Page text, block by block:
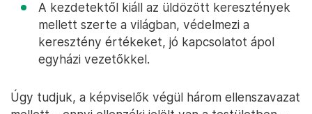
A kezdetektől kiáll az üldözött keresztények
mellett szerte a világban, védelmezi a
keresztény értékeket, jó kapcsolatot ápol
egyházi vezetőkkel.
Úgy tudjuk, a képviselők végül három ellenszavazat